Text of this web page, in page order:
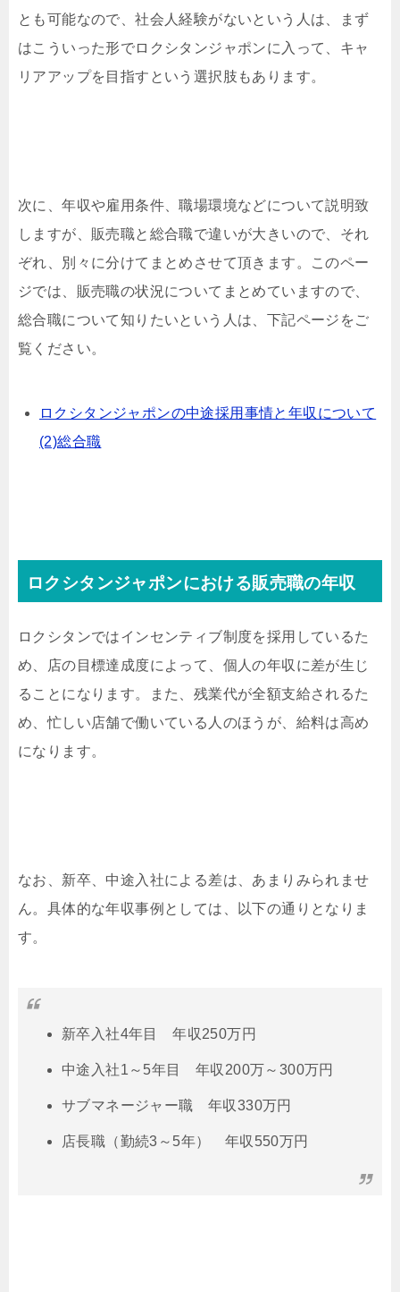
とも可能なので、社会人経験がないという人は、まず
はこういった形でロクシタンジャポンに入って、キャ
リアアップを目指すという選択肢もあります。
次に、年収や雇用条件、職場環境などについて説明致
しますが、販売職と総合職で違いが大きいので、それ
ぞれ、別々に分けてまとめさせて頂きます。このペー
ジでは、販売職の状況についてまとめていますので、
総合職について知りたいという人は、下記ページをご
覧ください。
ロクシタンジャポンの中途採用事情と年収について
(2)総合職
ロクシタンジャポンにおける販売職の年収
ロクシタンではインセンティブ制度を採用しているた
め、店の目標達成度によって、個人の年収に差が生じ
ることになります。また、残業代が全額支給されるた
め、忙しい店舗で働いている人のほうが、給料は高め
になります。
なお、新卒、中途入社による差は、あまりみられませ
ん。具体的な年収事例としては、以下の通りとなりま
す。
新卒入社4年目 年収250万円
中途入社1～5年目 年収200万～300万円
サブマネージャー職 年収330万円
店長職（勤続3～5年） 年収550万円